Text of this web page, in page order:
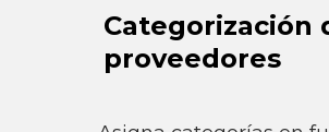
Categorización
proveedores